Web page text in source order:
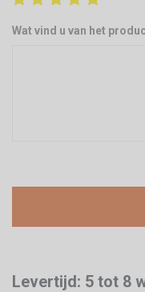
Wat vind u van het
Levertijd: 5 tot 8